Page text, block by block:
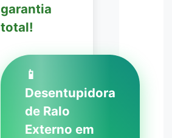
garantia
total!
📱
Desentupidora
de Ralo
Externo em